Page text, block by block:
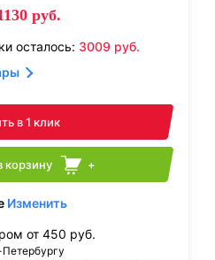
руб.
осталось: 3009 руб.
в 1 клик
корзину +
Изменить
от 450 руб.